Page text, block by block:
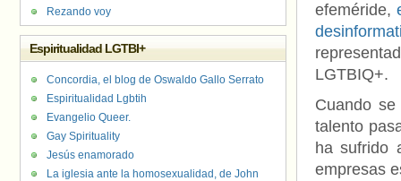
efeméride,
LGTBIQ+.
Cuando
talento
ha sufrido
empresas
Rezando voy
Espiritualidad LGTBI+
Concordia, el blog de Oswaldo Gallo Serrato
Espiritualidad Lgbtih
Evangelio Queer.
Gay Spirituality
Jesús enamorado
La iglesia ante la homosexualidad, de John